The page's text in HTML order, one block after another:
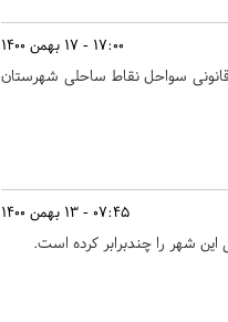
17:00 - 17 بهمن 1400
۲۰ روزه برای آزادسازی قانونی سواحل نقاط ساحلی شهرستان
07:45 - 13 بهمن 1400
این شهر را چندبرابر کرده است.